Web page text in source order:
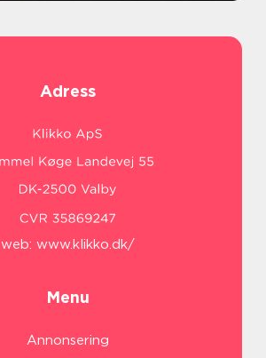
Adress
web: www.klikko.dk/
Menu
Annonsering